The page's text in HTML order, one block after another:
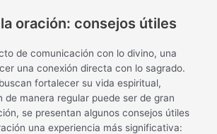
oración: consejos útiles
de comunicación con lo divino, una
una conexión directa con lo sagrado.
fortalecer su vida espiritual,
de manera regular puede ser de gran
se presentan algunos consejos útiles
una experiencia más significativa: